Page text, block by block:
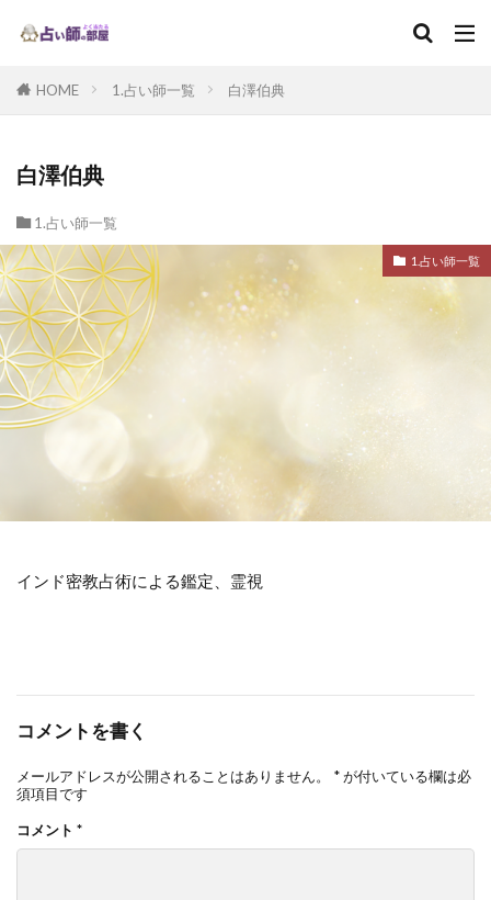
HOME 1.占い師一覧 白澤伯典
白澤伯典
1.占い師一覧
1.占い師一覧
インド密教占術による鑑定、霊視
コメントを書く
メールアドレスが公開されることはありません。 *が付いている欄は必
須項目です
コメント *